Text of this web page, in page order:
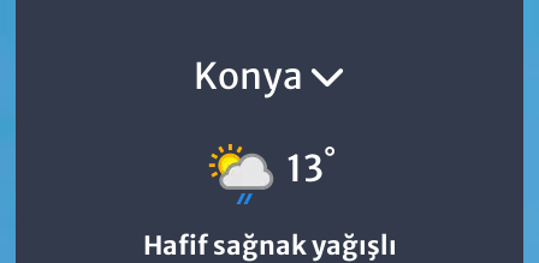
Konya
13°
Hafif sağnak yağışlı